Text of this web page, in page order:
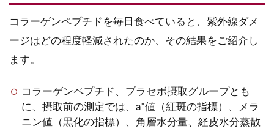
コラーゲンペプチドを毎日食べていると、紫外線ダメ
ージはどの程度軽減されたのか、その結果をご紹介し
ます。
コラーゲンペプチド、プラセボ摂取グループとも
に、摂取前の測定では、a*値（紅斑の指標）、メラ
ニン値（黒化の指標）、角層水分量、経皮水分蒸散